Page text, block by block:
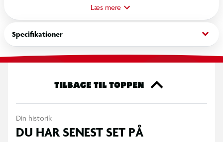
livlige røde farve gør yoyoen nem at få øje på under leg og
tilfører et energisk udtryk, når den snurrer gennem luften.
Yoyoen er designet til at være nem at bruge for nybegyndere,
samtidig med at den giver udfordring for dem, der vil lære
støtter udviklingen af hånd-øje-koordination, timing og
Læs mere
Specifikationer keyboard_arrow_down
TILBAGE TIL TOPPEN
Din historik
DU HAR SENEST SET PÅ